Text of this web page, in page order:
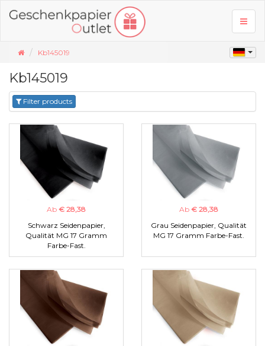
Kb145019
Kb145019
Filter products
Ab € 28,38
Schwarz Seidenpapier,
Qualität MG 17 Gramm
Farbe-Fast.
Ab € 28,38
Grau Seidenpapier, Qualität
MG 17 Gramm Farbe-Fast.